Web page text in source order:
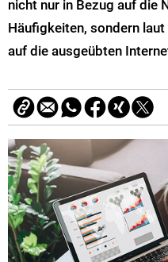
nicht nur in Bezug auf die
Häufigkeiten, sondern laut
auf die ausgeübten